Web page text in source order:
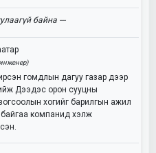
байна ---
гомдлын дагуу газар дээр
Дээдэс орон сууцны
хогийг барилгын ажил
байгаа компанид хэлж